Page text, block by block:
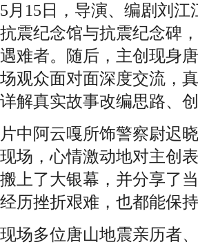
5月15日，导演、编剧刘
抗震纪念馆与抗震纪念碑
遇难者。随后，主创现身
场观众面对面深度交流，
详解真实故事改编思路、
片中阿云嘎所饰警察尉迟
现场，心情激动地对主创
搬上了大银幕，并分享了
经历挫折艰难，也都能保
现场多位唐山地震亲历者